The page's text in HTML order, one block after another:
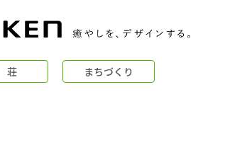
荘 まちづくり